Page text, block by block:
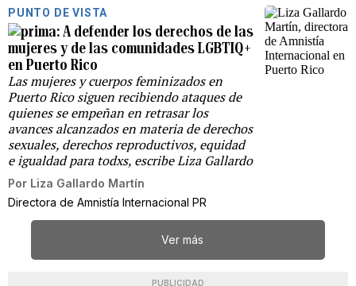
PUNTO DE VISTA
A defender los derechos de las
mujeres y de las comunidades LGBTIQ+
en Puerto Rico
Las mujeres y cuerpos feminizados en
Puerto Rico siguen recibiendo ataques de
quienes se empeñan en retrasar los
avances alcanzados en materia de derechos
sexuales, derechos reproductivos, equidad
e igualdad para todxs, escribe Liza Gallardo
Por Liza Gallardo Martín
Directora de Amnistía Internacional PR
Ver más
PUBLICIDAD